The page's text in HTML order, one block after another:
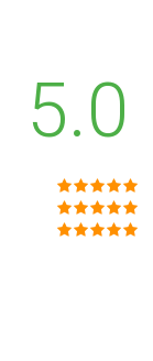
5.0